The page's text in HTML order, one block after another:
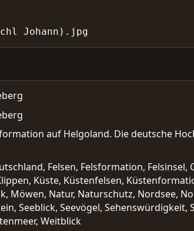
Johann).jpg
auf Helgoland. Die deutsche
Felsen, Felsformation, Felsinsel,
Küste, Küstenfelsen,
Möwen, Natur, Naturschutz, Nordsee,
Seeblick, Seevögel, Sehenswürdigkeit,
Weitblick